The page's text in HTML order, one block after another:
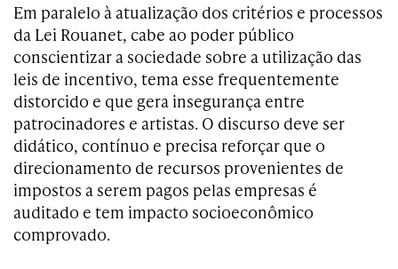
Em paralelo à atualização dos critérios e processos
da Lei Rouanet, cabe ao poder público
conscientizar a sociedade sobre a utilização das
leis de incentivo, tema esse frequentemente
distorcido e que gera insegurança entre
patrocinadores e artistas. O discurso deve ser
didático, contínuo e precisa reforçar que o
direcionamento de recursos provenientes de
impostos a serem pagos pelas empresas é
auditado e tem impacto socioeconômico
comprovado.